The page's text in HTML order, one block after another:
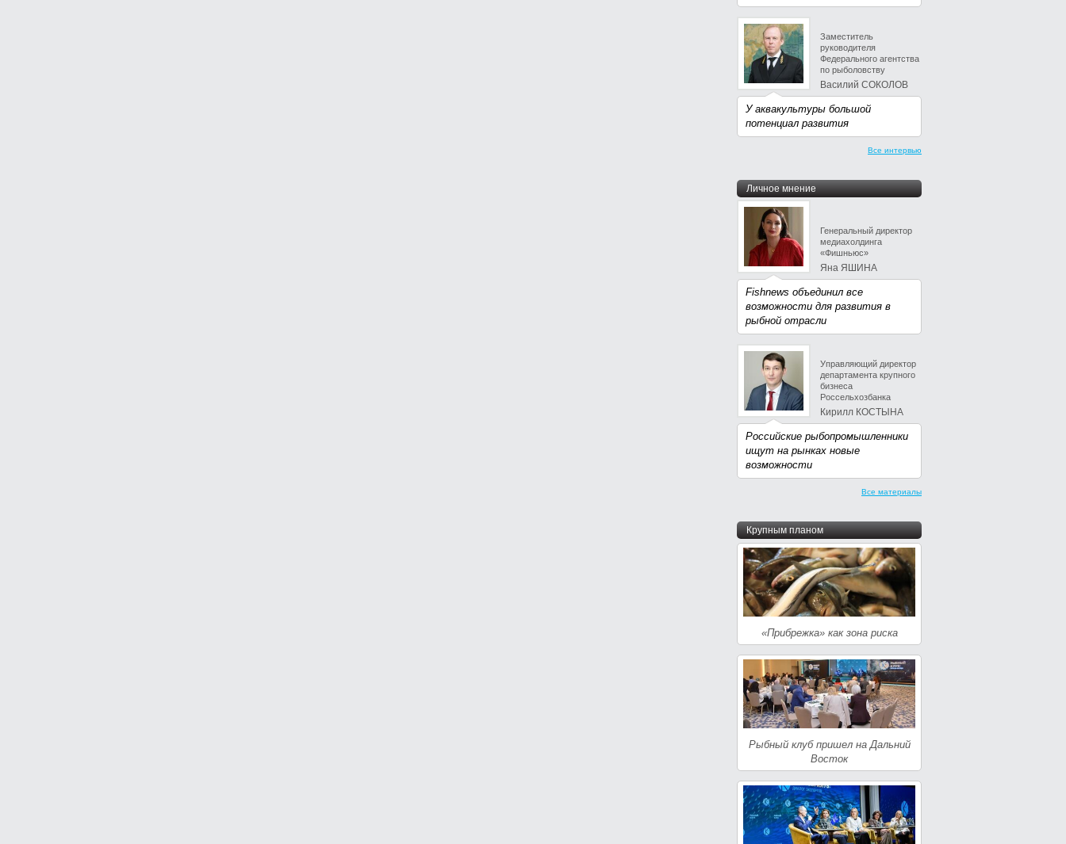
Заместитель
руководителя
Федерального агентства
по рыболовству
Василий СОКОЛОВ
У аквакультуры большой
потенциал развития
Все интервью
Личное мнение
Генеральный директор
медиахолдинга
«Фишньюс»
Яна ЯШИНА
Fishnews объединил все
возможности для развития в
рыбной отрасли
Управляющий директор
департамента крупного
бизнеса
Россельхозбанка
Кирилл КОСТЫНА
Российские рыбопромышленники
ищут на рынках новые
возможности
Все материалы
Крупным планом
«Прибрежка» как зона риска
Рыбный клуб пришел на Дальний
Восток